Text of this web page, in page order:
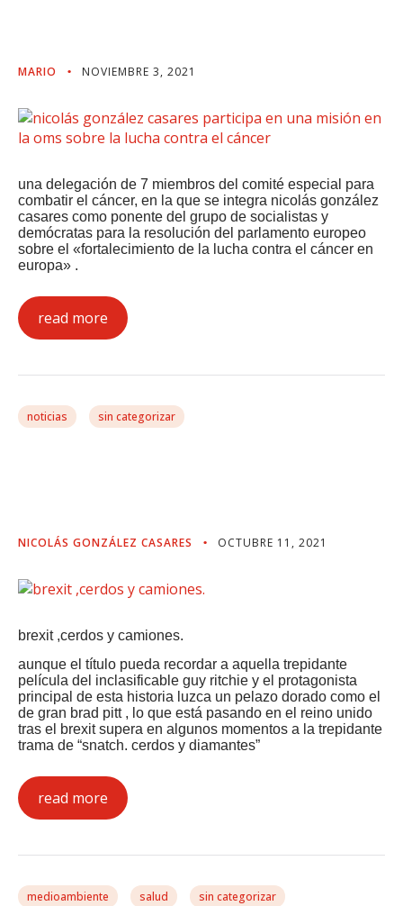
MARIO NOVIEMBRE 3, 2021
una delegación de 7 miembros del comité especial para
combatir el cáncer, en la que se integra nicolás gonzález
casares como ponente del grupo de socialistas y
demócratas para la resolución del parlamento europeo
sobre el «fortalecimiento de la lucha contra el cáncer en
europa» .
read more
noticias sin categorizar
NICOLÁS GONZÁLEZ CASARES OCTUBRE 11, 2021
brexit ,cerdos y camiones.
aunque el título pueda recordar a aquella trepidante
película del inclasificable guy ritchie y el protagonista
principal de esta historia luzca un pelazo dorado como el
de gran brad pitt , lo que está pasando en el reino unido
tras el brexit supera en algunos momentos a la trepidante
trama de “snatch. cerdos y diamantes”
read more
medioambiente salud sin categorizar